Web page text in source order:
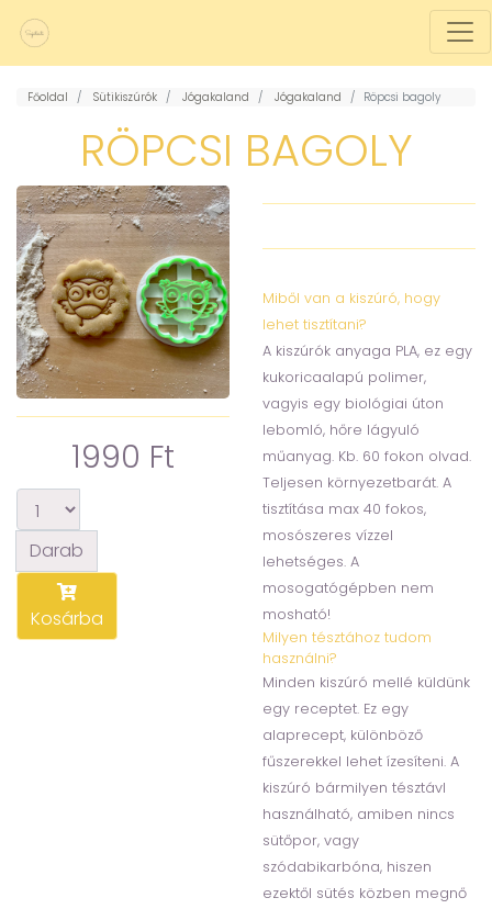
Főoldal Sütikiszúrók Jógakaland Jógakaland Röpcsi bagoly
RÖPCSI BAGOLY
1990 Ft
Darab
Kosárba
Miből van a kiszúró, hogy
lehet tisztítani?
A kiszúrók anyaga PLA, ez egy
kukoricaalapú polimer,
vagyis egy biológiai úton
lebomló, hőre lágyuló
műanyag. Kb. 60 fokon olvad.
Teljesen környezetbarát. A
tisztítása max 40 fokos,
mosószeres vízzel
lehetséges. A
mosogatógépben nem
mosható!
Milyen tésztához tudom
használni?
Minden kiszúró mellé küldünk
egy receptet. Ez egy
alaprecept, különböző
fűszerekkel lehet ízesíteni. A
kiszúró bármilyen tésztávl
használható, amiben nincs
sütőpor, vagy
szódabikarbóna, hiszen
ezektől sütés közben megnő